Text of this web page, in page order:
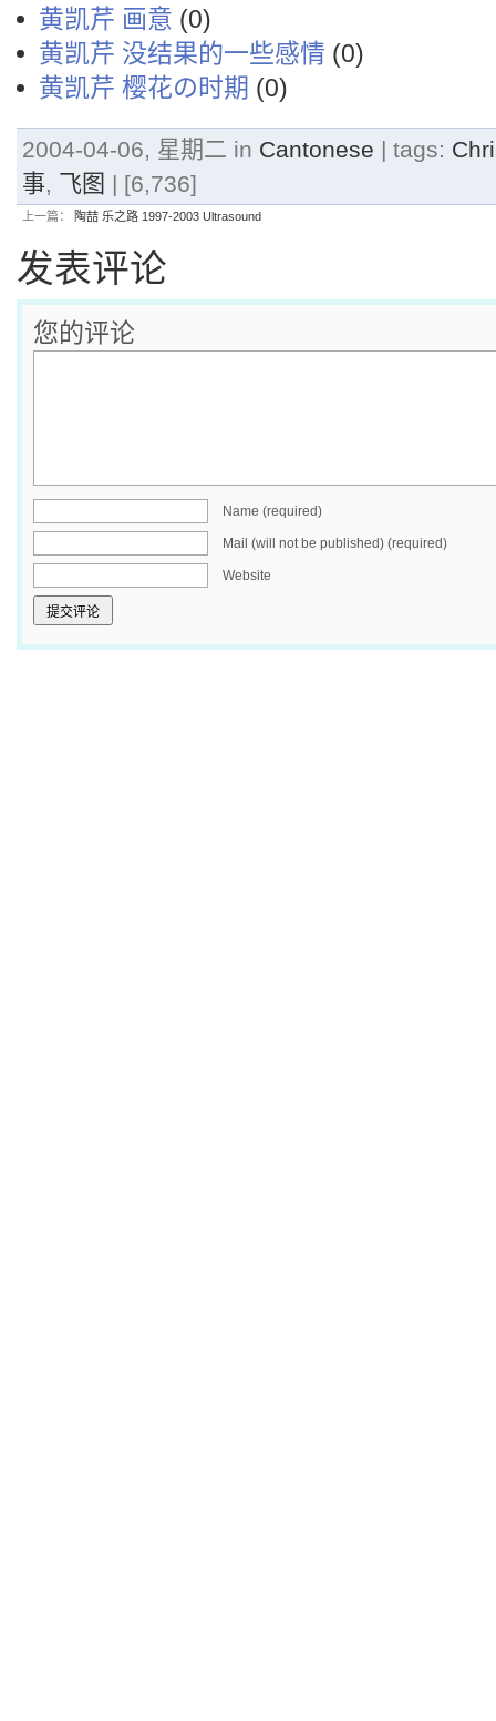
黄凯芹 画意 (0)
黄凯芹 没结果的一些感情 (0)
黄凯芹 樱花の时期 (0)
2004-04-06, 星期二 in Cantonese | tags:
事, 飞图 | [6,736]
上一篇： 陶喆 乐之路 1997-2003 Ultrasound
发表评论
您的评论
Name (required)
Mail (will not be published) (required)
Website